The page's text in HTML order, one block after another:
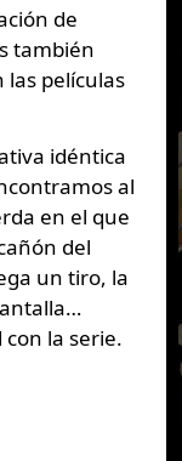
de
también
las películas
idéntica
al
en el que
del
un tiro, la
la serie.